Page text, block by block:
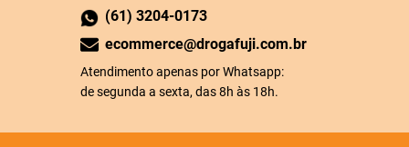
(61) 3204-0173
ecommerce@drogafuji.com.br
Atendimento apenas por Whatsapp:
de segunda a sexta, das 8h às 18h.